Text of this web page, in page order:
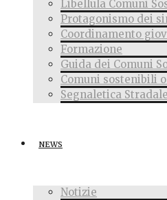
Libellula Comuni
Protagonismo dei
Coordinamento
Formazione
Guida dei Comuni
Comuni sostenibili
Segnaletica Stradale
NEWS
Notizie